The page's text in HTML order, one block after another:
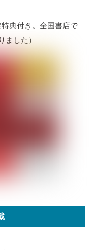
典付き。全国書店で
した）